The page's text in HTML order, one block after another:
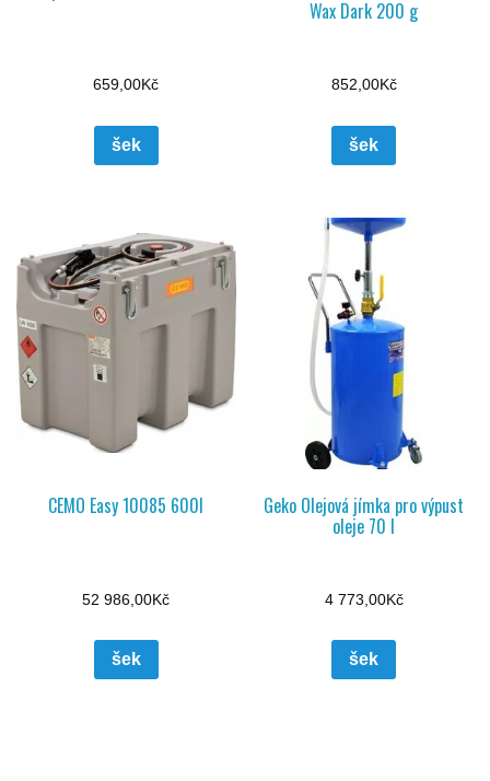
659,00Kč
šek
Wax Dark 200 g
852,00Kč
šek
CEMO Easy 10085 600l
52 986,00Kč
šek
Geko Olejová jímka pro výpust
oleje 70 l
4 773,00Kč
šek